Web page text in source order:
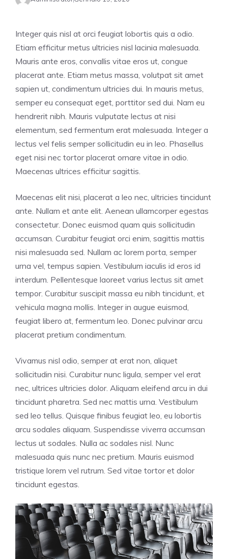
Integer quis nisl at orci feugiat lobortis quis a odio.
Etiam efficitur metus ultricies nisl lacinia malesuada.
Mauris ante eros, convallis vitae eros ut, congue
placerat ante. Etiam metus massa, volutpat sit amet
sapien ut, condimentum ultricies dui. In mauris metus,
semper eu consequat eget, porttitor sed dui. Nam eu
hendrerit nibh. Mauris vulputate lectus at nisi
elementum, sed fermentum erat malesuada. Integer a
lectus vel felis semper sollicitudin eu in leo. Phasellus
eget nisi nec tortor placerat ornare vitae in odio.
Maecenas ultrices efficitur sagittis.
Maecenas elit nisi, placerat a leo nec, ultricies tincidunt
ante. Nullam et ante elit. Aenean ullamcorper egestas
consectetur. Donec euismod quam quis sollicitudin
accumsan. Curabitur feugiat orci enim, sagittis mattis
nisi malesuada sed. Nullam ac lorem porta, semper
urna vel, tempus sapien. Vestibulum iaculis id eros id
interdum. Pellentesque laoreet varius lectus sit amet
tempor. Curabitur suscipit massa eu nibh tincidunt, et
vehicula magna mollis. Integer in augue euismod,
feugiat libero at, fermentum leo. Donec pulvinar arcu
placerat pretium condimentum.
Vivamus nisl odio, semper at erat non, aliquet
sollicitudin nisi. Curabitur nunc ligula, semper vel erat
nec, ultrices ultricies dolor. Aliquam eleifend arcu in dui
tincidunt pharetra. Sed nec mattis urna. Vestibulum
sed leo tellus. Quisque finibus feugiat leo, eu lobortis
arcu sodales aliquam. Suspendisse viverra accumsan
lectus ut sodales. Nulla ac sodales nisl. Nunc
malesuada quis nunc nec pretium. Mauris euismod
tristique lorem vel rutrum. Sed vitae tortor et dolor
tincidunt egestas.